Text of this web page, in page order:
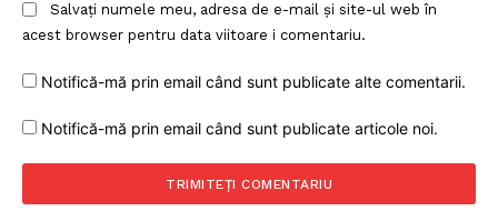
Salvați numele meu, adresa de e-mail și site-ul web în
acest browser pentru data viitoare i comentariu.
Notifică-mă prin email când sunt publicate alte comentarii.
Notifică-mă prin email când sunt publicate articole noi.